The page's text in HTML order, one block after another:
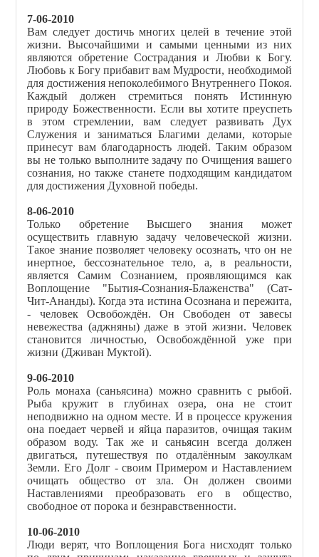
7-06-2010
Вам следует достичь многих целей в течение этой
жизни. Высочайшими и самыми ценными из них
являются обретение Сострадания и Любви к Богу.
Любовь к Богу прибавит вам Мудрости, необходимой
для достижения непоколебимого Внутреннего Покоя.
Каждый должен стремиться понять Истинную
природу Божественности. Если вы хотите преуспеть
в этом стремлении, вам следует развивать Дух
Служения и заниматься Благими делами, которые
принесут вам благодарность людей. Таким образом
вы не только выполните задачу по Очищения вашего
сознания, но также станете подходящим кандидатом
для достижения Духовной победы.
8-06-2010
Только обретение Высшего знания может
осуществить главную задачу человеческой жизни.
Такое знание позволяет человеку осознать, что он не
инертное, бессознательное тело, а, в реальности,
является Самим Сознанием, проявляющимся как
Воплощение "Бытия-Сознания-Блаженства" (Сат-
Чит-Ананды). Когда эта истина Осознана и пережита,
- человек Освобождён. Он Свободен от завесы
невежества (аджняны) даже в этой жизни. Человек
становится личностью, Освобождённой уже при
жизни (Дживан Муктой).
9-06-2010
Роль монаха (саньясина) можно сравнить с рыбой.
Рыба кружит в глубинах озера, она не стоит
неподвижно на одном месте. И в процессе кружения
она поедает червей и яйца паразитов, очищая таким
образом воду. Так же и саньясин всегда должен
двигаться, путешествуя по отдалённым закоулкам
Земли. Его Долг - своим Примером и Наставлением
очищать общество от зла. Он должен своими
Наставлениями преобразовать его в общество,
свободное от порока и безнравственности.
10-06-2010
Люди верят, что Воплощения Бога нисходят только